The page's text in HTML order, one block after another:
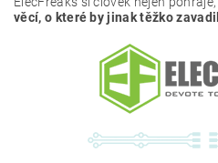
věcí, o které by jinak těžko zavadil